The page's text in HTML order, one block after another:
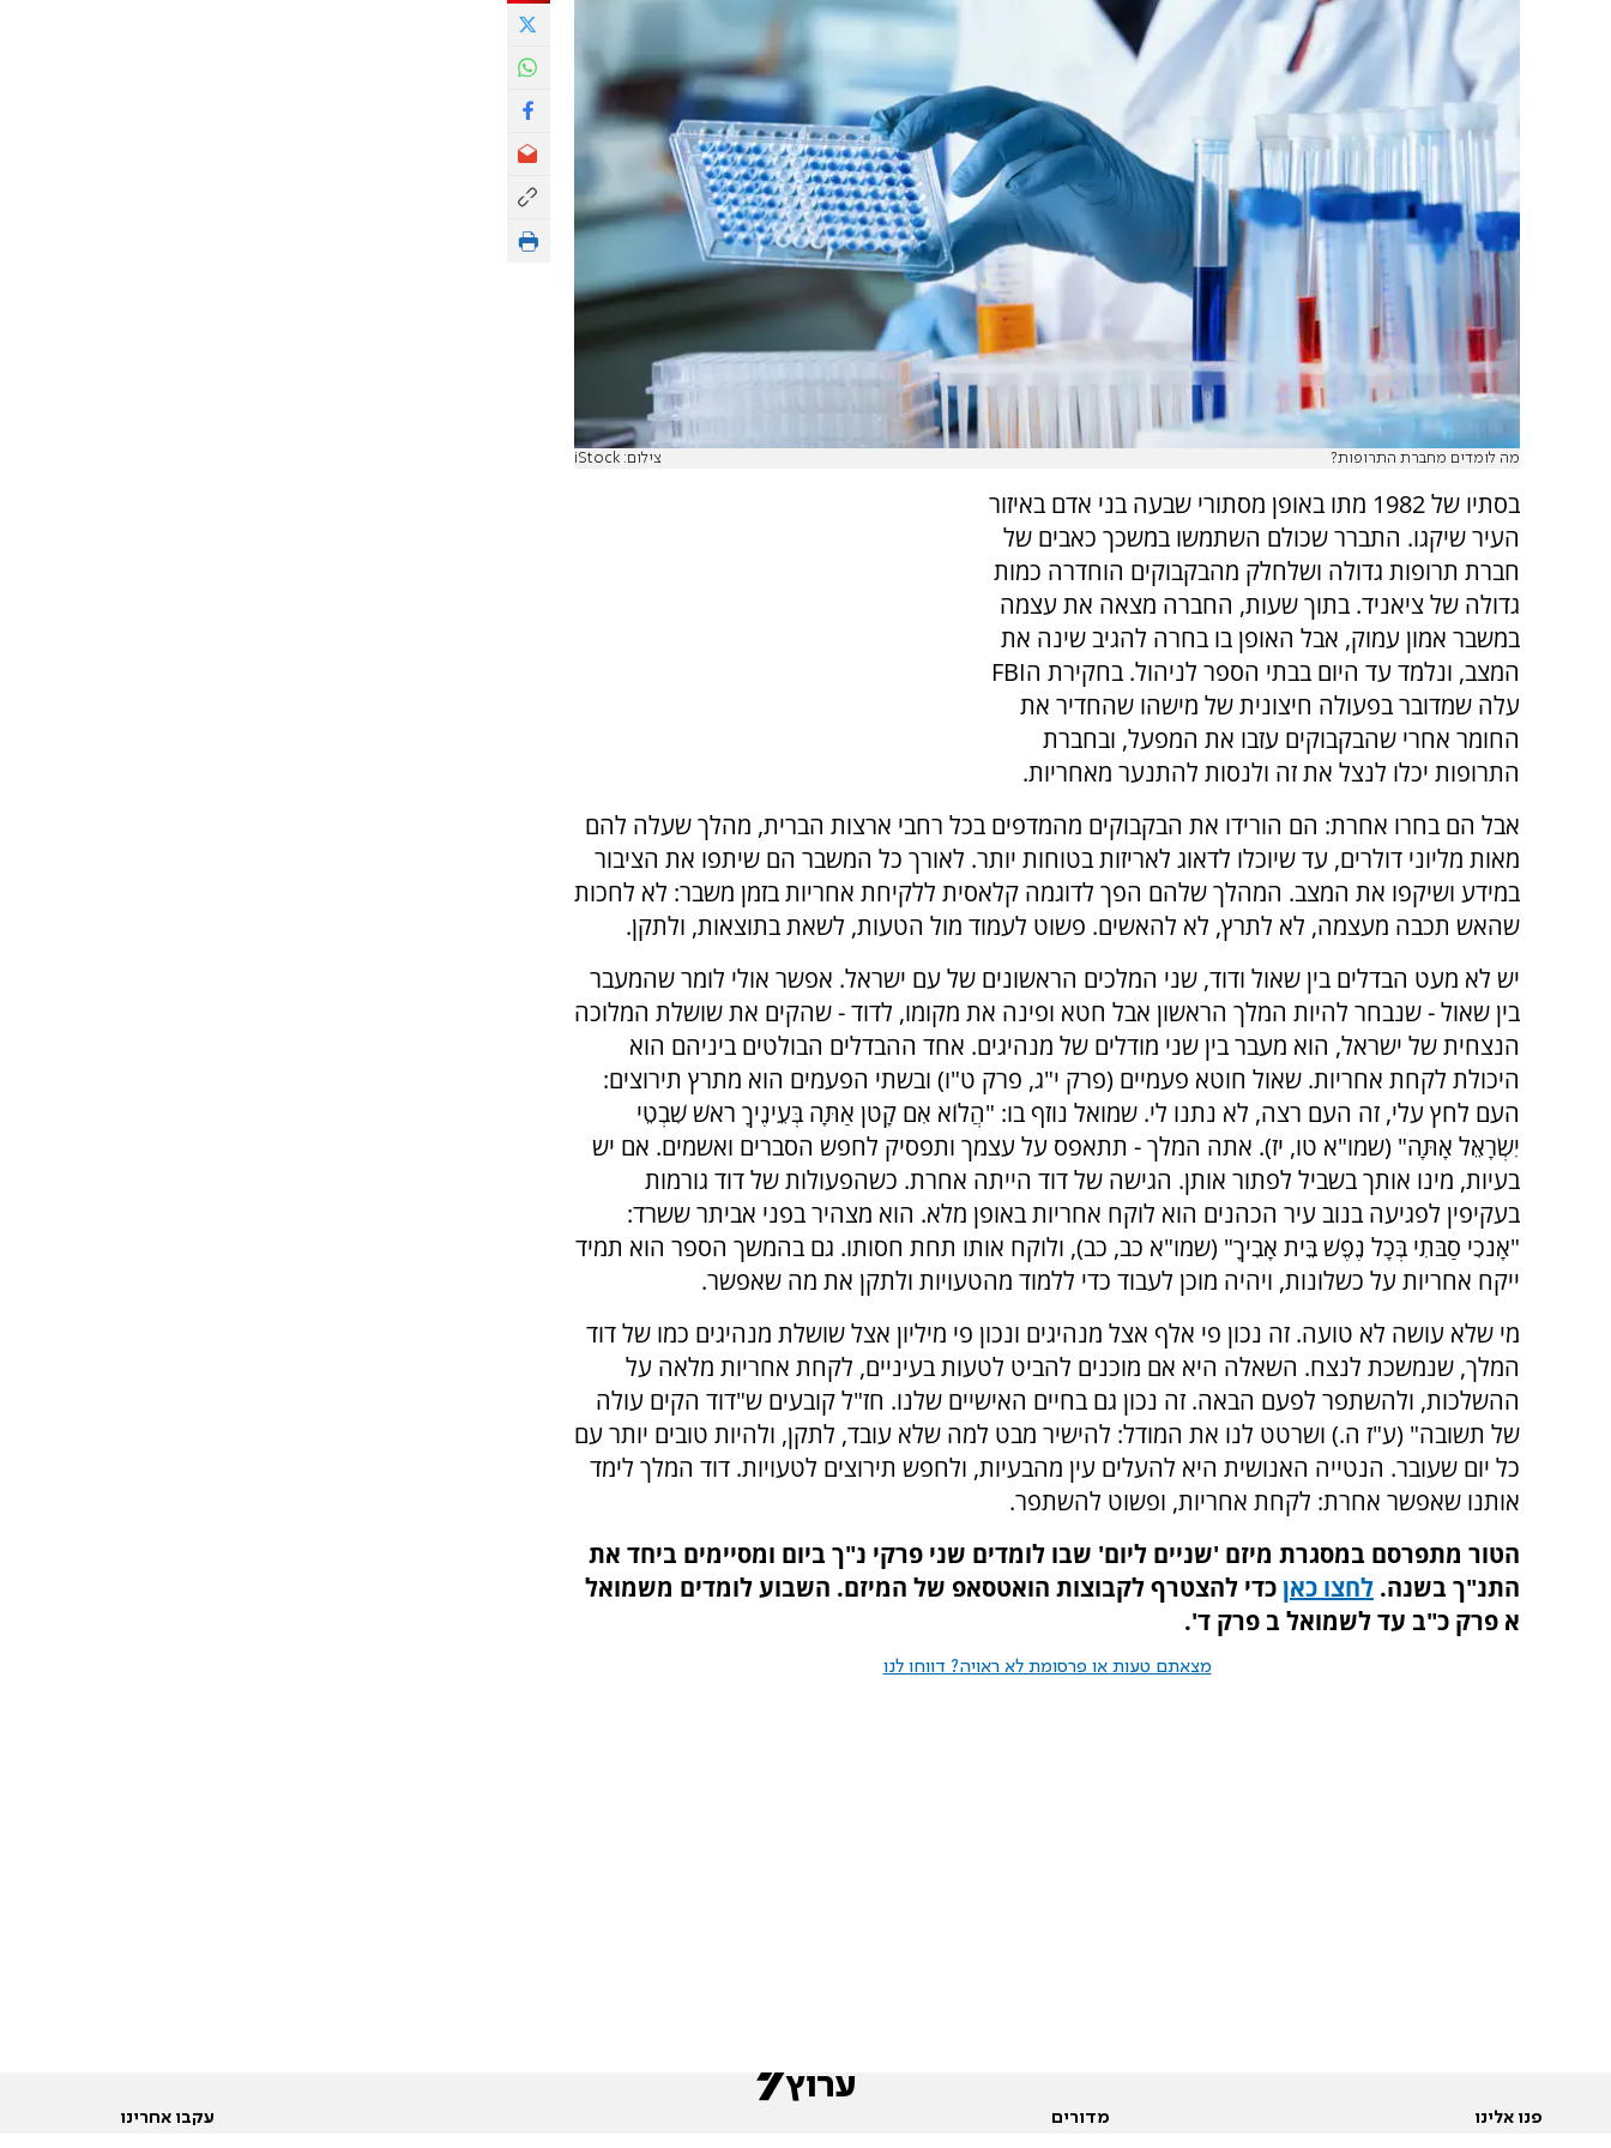
מה לומדים מחברת התרופות? צילום: iStock
בסתיו של 1982 מתו באופן מסתורי שבעה בני אדם באיזור
העיר שיקגו. התברר שכולם השתמשו במשכך כאבים של
חברת תרופות גדולה ושלחלק מהבקבוקים הוחדרה כמות
גדולה של ציאניד. בתוך שעות, החברה מצאה את עצמה
במשבר אמון עמוק, אבל האופן בו בחרה להגיב שינה את
המצב, ונלמד עד היום בבתי הספר לניהול. בחקירת הFBI
עלה שמדובר בפעולה חיצונית של מישהו שהחדיר את
החומר אחרי שהבקבוקים עזבו את המפעל, ובחברת
התרופות יכלו לנצל את זה ולנסות להתנער מאחריות.
אבל הם בחרו אחרת: הם הורידו את הבקבוקים מהמדפים בכל רחבי ארצות הברית, מהלך שעלה להם
מאות מליוני דולרים, עד שיוכלו לדאוג לאריזות בטוחות יותר. לאורך כל המשבר הם שיתפו את הציבור
במידע ושיקפו את המצב. המהלך שלהם הפך לדוגמה קלאסית ללקיחת אחריות בזמן משבר: לא לחכות
שהאש תכבה מעצמה, לא לתרץ, לא להאשים. פשוט לעמוד מול הטעות, לשאת בתוצאות, ולתקן.
יש לא מעט הבדלים בין שאול ודוד, שני המלכים הראשונים של עם ישראל. אפשר אולי לומר שהמעבר
בין שאול - שנבחר להיות המלך הראשון אבל חטא ופינה את מקומו, לדוד - שהקים את שושלת המלוכה
הנצחית של ישראל, הוא מעבר בין שני מודלים של מנהיגים. אחד ההבדלים הבולטים ביניהם הוא
היכולת לקחת אחריות. שאול חוטא פעמיים (פרק י"ג, פרק ט"ו) ובשתי הפעמים הוא מתרץ תירוצים:
העם לחץ עלי, זה העם רצה, לא נתנו לי. שמואל נוזף בו: "הֲלוֹא אִם קָטֹן אַתָּה בְּעֵינֶיךָ רֹאשׁ שִׁבְטֵי
יִשְׂרָאֵל אָתָּה" (שמו"א טו, יז). אתה המלך - תתאפס על עצמך ותפסיק לחפש הסברים ואשמים. אם יש
בעיות, מינו אותך בשביל לפתור אותן. הגישה של דוד הייתה אחרת. כשהפעולות של דוד גורמות
בעקיפין לפגיעה בנוב עיר הכהנים הוא לוקח אחריות באופן מלא. הוא מצהיר בפני אביתר ששרד:
"אָנֹכִי סַבֹּתִי בְּכָל נֶפֶשׁ בֵּית אָבִיךָ" (שמו"א כב, כב), ולוקח אותו תחת חסותו. גם בהמשך הספר הוא תמיד
ייקח אחריות על כשלונות, ויהיה מוכן לעבוד כדי ללמוד מהטעויות ולתקן את מה שאפשר.
מי שלא עושה לא טועה. זה נכון פי אלף אצל מנהיגים ונכון פי מיליון אצל שושלת מנהיגים כמו של דוד
המלך, שנמשכת לנצח. השאלה היא אם מוכנים להביט לטעות בעיניים, לקחת אחריות מלאה על
ההשלכות, ולהשתפר לפעם הבאה. זה נכון גם בחיים האישיים שלנו. חז"ל קובעים ש"דוד הקים עולה
של תשובה" (ע"ז ה.) ושרטט לנו את המודל: להישיר מבט למה שלא עובד, לתקן, ולהיות טובים יותר עם
כל יום שעובר. הנטייה האנושית היא להעלים עין מהבעיות, ולחפש תירוצים לטעויות. דוד המלך לימד
אותנו שאפשר אחרת: לקחת אחריות, ופשוט להשתפר.
הטור מתפרסם במסגרת מיזם 'שניים ליום' שבו לומדים שני פרקי נ"ך ביום ומסיימים ביחד את
התנ"ך בשנה. לחצו כאןכדי להצטרף לקבוצות הואטסאפ של המיזם. השבוע לומדים משמואל
א פרק כ"ב עד לשמואל ב פרק ד'.
מצאתם טעות או פרסומת לא ראויה? דווחו לנו
פנו אלינו מדורים עקבו אחרינו